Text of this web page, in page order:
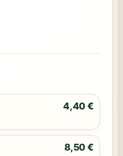
4,40 €
8,50 €